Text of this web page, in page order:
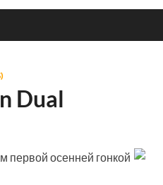
Dual
первой осенней гонкой